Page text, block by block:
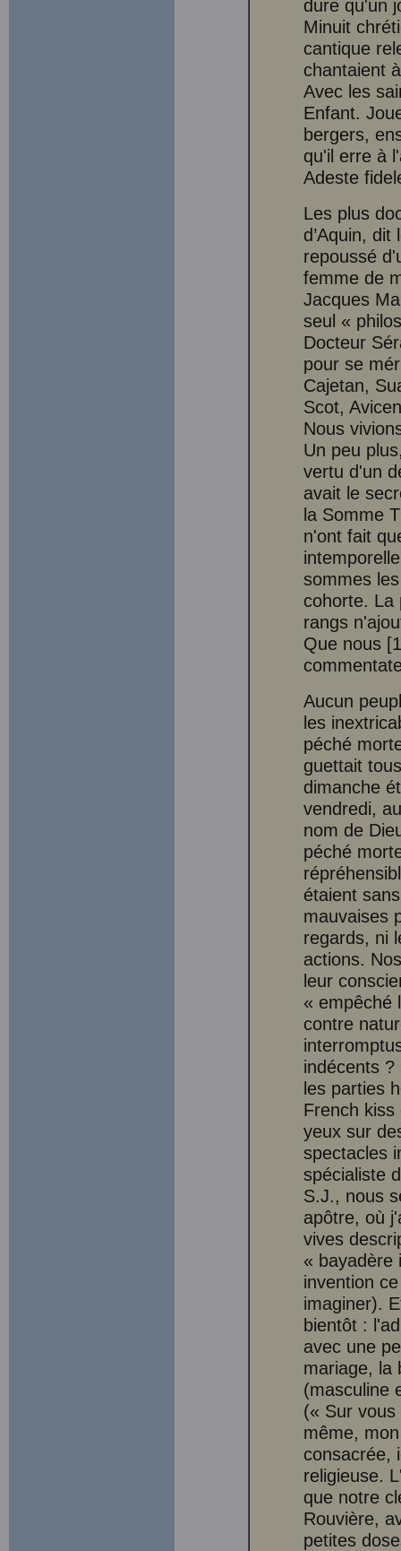
dure qu'un
Minuit
cantique
chantaient
Avec les
Enfant.
bergers,
qu'il erre à
Adeste
Les plus
d’Aquin,
repoussé
femme de
Jacques
seul «
Docteur
pour se
Cajetan,
Scot,
Nous
Un peu
vertu d'un
avait le
la Somme
n'ont fait
sommes
cohorte. La
rangs
Que nous
Aucun
les
péché
guettait
dimanche
vendredi,
nom de
péché
étaient
mauvaises
regards, ni
actions.
leur
« empêché
contre
indécents
les parties
French
yeux sur
spectacles
spécialiste
S.J., nous
apôtre, où
vives
« bayadère
invention
imaginer).
bientôt :
avec une
mariage, la
(masculine
(« Sur
même,
consacrée,
religieuse.
que notre
Rouvière,
petites